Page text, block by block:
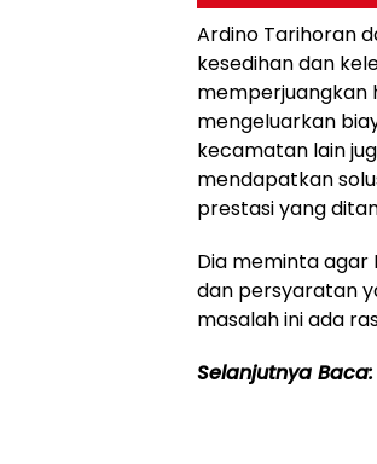
Ardino Tarihoran
kesedihan dan
memperjuangkan
mengeluarkan
kecamatan lain
mendapatkan
prestasi yang
Dia meminta agar
dan persyaratan
masalah ini ada
Selanjutnya